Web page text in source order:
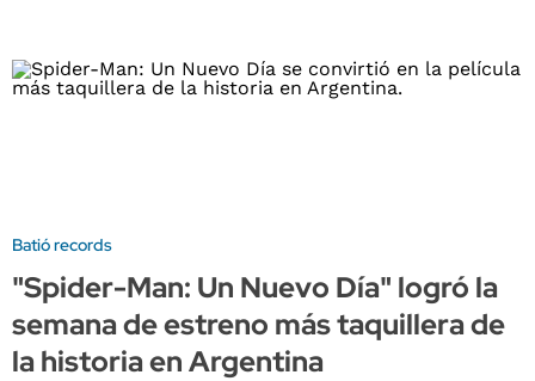
Batió records
"Spider-Man: Un Nuevo Día" logró la
semana de estreno más taquillera de
la historia en Argentina